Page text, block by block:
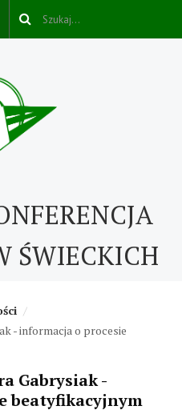
ŚWIECKICH
/
- informacja o procesie
Gabrysiak -
beatyfikacyjnym